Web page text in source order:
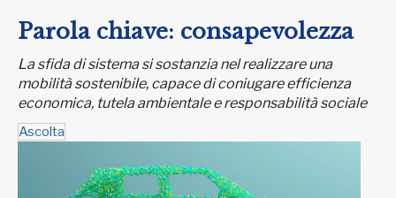
Parola chiave: consapevolezza
La sfida di sistema si sostanzia nel realizzare una
mobilità sostenibile, capace di coniugare efficienza
economica, tutela ambientale e responsabilità sociale
Ascolta